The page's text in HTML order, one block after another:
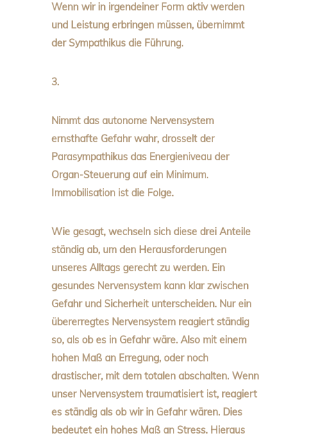
Wenn wir in irgendeiner Form aktiv werden
und Leistung erbringen müssen, übernimmt
der Sympathikus die Führung.
3.
Nimmt das autonome Nervensystem
ernsthafte Gefahr wahr, drosselt der
Parasympathikus das Energieniveau der
Organ-Steuerung auf ein Minimum.
Immobilisation ist die Folge.
Wie gesagt, wechseln sich diese drei Anteile
ständig ab, um den Herausforderungen
unseres Alltags gerecht zu werden. Ein
gesundes Nervensystem kann klar zwischen
Gefahr und Sicherheit unterscheiden. Nur ein
übererregtes Nervensystem reagiert ständig
so, als ob es in Gefahr wäre. Also mit einem
hohen Maß an Erregung, oder noch
drastischer, mit dem totalen abschalten. Wenn
unser Nervensystem traumatisiert ist, reagiert
es ständig als ob wir in Gefahr wären. Dies
bedeutet ein hohes Maß an Stress. Hieraus